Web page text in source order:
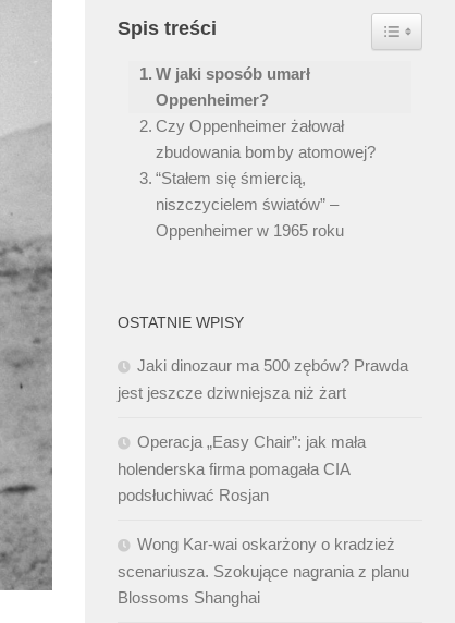
Spis treści Toggle
W jaki sposób umarł
Oppenheimer?
Czy Oppenheimer żałował
zbudowania bomby atomowej?
“Stałem się śmiercią,
niszczycielem światów” –
Oppenheimer w 1965 roku
OSTATNIE WPISY
Jaki dinozaur ma 500 zębów? Prawda
jest jeszcze dziwniejsza niż żart
Operacja „Easy Chair”: jak mała
holenderska firma pomagała CIA
podsłuchiwać Rosjan
Wong Kar-wai oskarżony o kradzież
scenariusza. Szokujące nagrania z planu
Blossoms Shanghai